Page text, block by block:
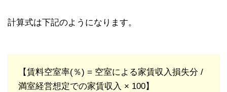
計算式は下記のようになります。
【賃料空室率(％) = 空室による家賃収入損失分 /
満室経営想定での家賃収入 × 100】